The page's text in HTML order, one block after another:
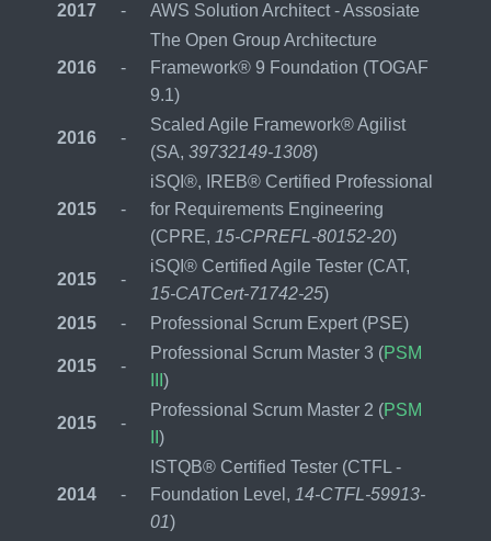
2017
- AWS Solution Architect - Assosiate
2016 -
The Open Group Architecture
Framework® 9 Foundation (TOGAF
9.1)
2016 -
Scaled Agile Framework® Agilist
(SA, 39732149-1308)
2015 -
iSQI®, IREB® Certified Professional
for Requirements Engineering
(CPRE, 15-CPREFL-80152-20)
2015 -
iSQI® Certified Agile Tester (CAT,
15-CATCert-71742-25)
2015
- Professional Scrum Expert (PSE)
2015 -
Professional Scrum Master 3 (PSM
)
2015 -
Professional Scrum Master 2 (PSM
)
2014 -
ISTQB® Certified Tester (CTFL -
Foundation Level, 14-CTFL-59913-
01)